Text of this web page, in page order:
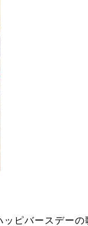
ピバースデー